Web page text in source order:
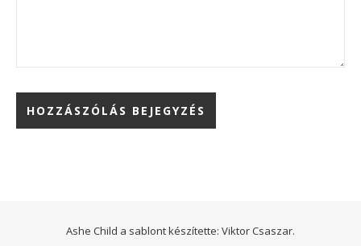
Ashe Child a sablont készítette: Viktor Csaszar.